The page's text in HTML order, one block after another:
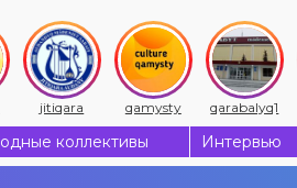
jitiqara qamysty qarabalyq1
коллективы Интервью